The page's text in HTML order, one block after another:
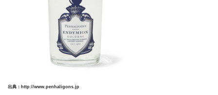
出典：http://www.penhaligons.jp